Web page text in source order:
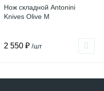
Нож складной Antonini
Knives Olive M
2 550 ₽ /шт